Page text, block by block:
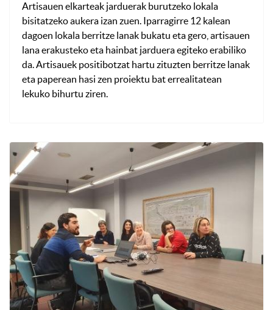
Artisauen elkarteak jarduerak burutzeko lokala
bisitatzeko aukera izan zuen. Iparragirre 12 kalean
dagoen lokala berritze lanak bukatu eta gero, artisauen
lana erakusteko eta hainbat jarduera egiteko erabiliko
da. Artisauek positibotzat hartu zituzten berritze lanak
eta paperean hasi zen proiektu bat errealitatean
lekuko bihurtu ziren.